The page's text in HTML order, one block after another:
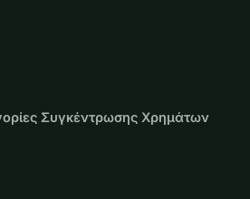
Συγκέντρωσης Χρημάτων